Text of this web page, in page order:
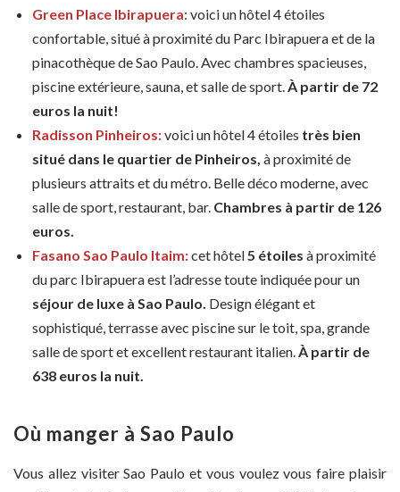
Green Place Ibirapuera: voici un hôtel 4 étoiles
confortable, situé à proximité du Parc Ibirapuera et de la
pinacothèque de Sao Paulo. Avec chambres spacieuses,
piscine extérieure, sauna, et salle de sport.À partir de 72
euros la nuit!
Radisson Pinheiros:voici un hôtel 4 étoiles très bien
situé dans le quartier de Pinheiros, à proximité de
plusieurs attraits et du métro. Belle déco moderne, avec
salle de sport, restaurant, bar. Chambres à partir de 126
euros.
Fasano Sao Paulo Itaim:cet hôtel5 étoiles à proximité
du parc Ibirapuera est l’adresse toute indiquée pour un
séjour de luxe à Sao Paulo. Design élégant et
sophistiqué, terrasse avec piscine sur le toit, spa, grande
salle de sport et excellent restaurant italien.À partir de
638 euros la nuit.
Où manger à Sao Paulo
Vous allez visiter Sao Paulo et vous voulez vous faire plaisir